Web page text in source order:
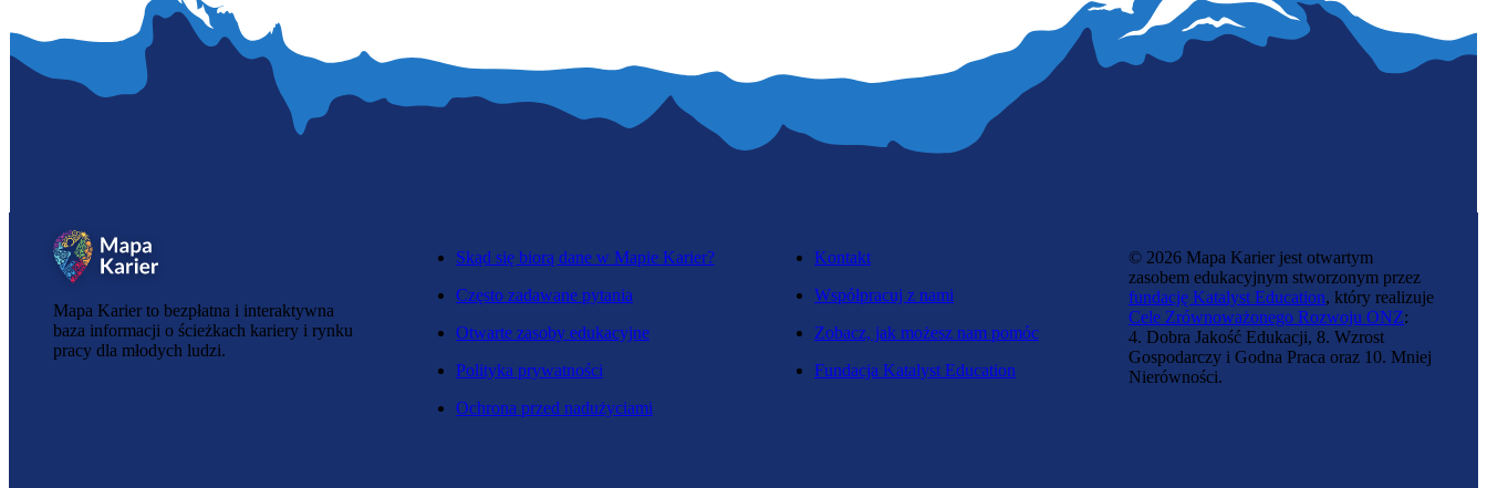
Mapa Karier to bezpłatna i interaktywna
baza informacji o ścieżkach kariery i rynku
pracy dla młodych ludzi.
Skąd się biorą dane w Mapie Karier?
Często zadawane pytania
Otwarte zasoby edukacyjne
Polityka prywatności
Ochrona przed nadużyciami
Kontakt
Współpracuj z nami
Zobacz, jak możesz nam pomóc
Fundacja Katalyst Education
© 2026 Mapa Karier jest otwartym
zasobem edukacyjnym stworzonym przez
fundację Katalyst Education, który realizuje
Cele Zrównoważonego Rozwoju ONZ:
4. Dobra Jakość Edukacji, 8. Wzrost
Gospodarczy i Godna Praca oraz 10. Mniej
Nierówności.